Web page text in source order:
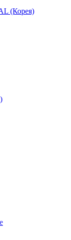
(Корея)